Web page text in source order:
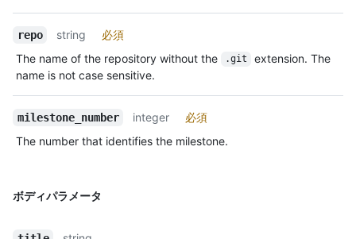
repo string
必須
The name of the repository without the
.git
extension. The
name is not case sensitive.
milestone_number integer
必須
The number that identifies the milestone.
ボディパラメータ